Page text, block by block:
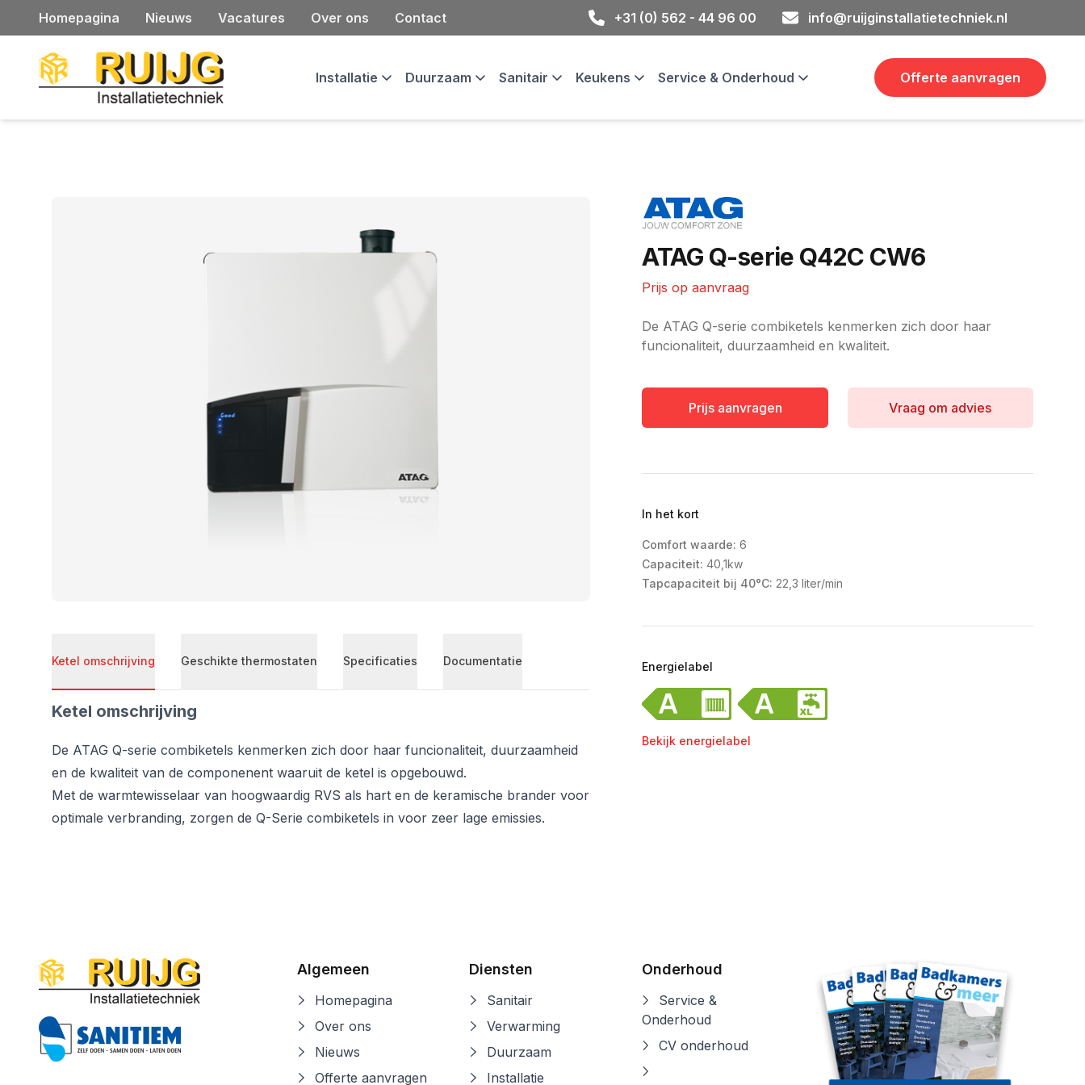
Homepagina Nieuws Vacatures Over ons Contact +31 (0) 562 - 44 96 00 info@ruijginstallatietechniek.nl
Installatie Duurzaam Sanitair Keukens Service & Onderhoud Offerte aanvragen
ATAG Q-serie Q42C CW6
Prijs op aanvraag
Merk
De ATAG Q-serie combiketels kenmerken zich door haar
funcionaliteit, duurzaamheid en kwaliteit.
Prijs aanvragen Vraag om advies
In het kort
Comfort waarde: 6
Capaciteit: 40,1kw
Tapcapaciteit bij 40°C: 22,3 liter/min
Energielabel
Bekijk energielabel
Ketel omschrijving Geschikte thermostaten Specificaties Documentatie
Ketel omschrijving
De ATAG Q-serie combiketels kenmerken zich door haar funcionaliteit, duurzaamheid
en de kwaliteit van de componenent waaruit de ketel is opgebouwd.
Met de warmtewisselaar van hoogwaardig RVS als hart en de keramische brander voor
optimale verbranding, zorgen de Q-Serie combiketels in voor zeer lage emissies.
Algemeen
Homepagina
Over ons
Nieuws
Offerte aanvragen
Diensten
Sanitair
Verwarming
Duurzaam
Installatie
Onderhoud
Service &
Onderhoud
CV onderhoud